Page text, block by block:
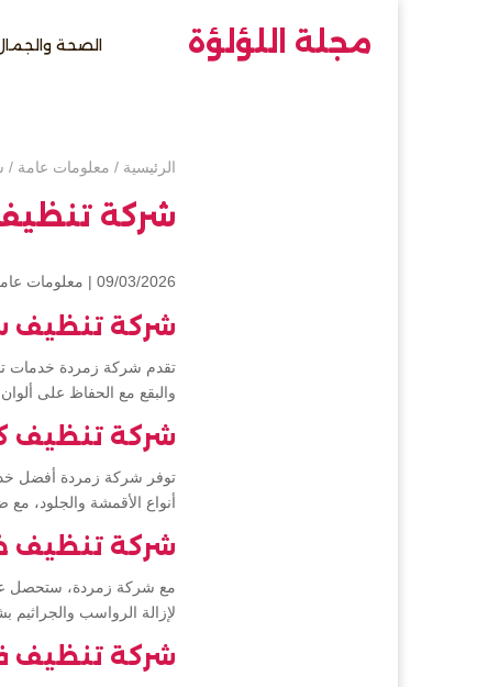
مجلة اللؤلؤة الصحة
الرئيسية / معلومات عامة /
شركة
09/03/2026 | معلومات
شركة تنظيف
تقدم شركة زمردة خدمات
والبقع مع الحفاظ على
شركة تنظيف
توفر شركة زمردة أفضل
أنواع الأقمشة والجلود،
شركة تنظيف
مع شركة زمردة، ستحصل
لإزالة الرواسب
شركة تنظيف